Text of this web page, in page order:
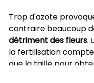
Trop d'azote
contraire beaucoup
détriment des fleurs.
la fertilisation
que la taille pour